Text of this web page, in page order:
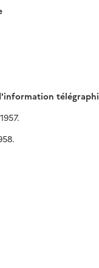
du Royaume du Laos), Bulletin